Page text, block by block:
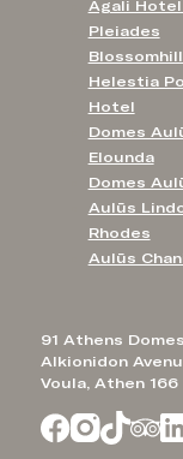
91 Athens
Alkionidon
Voula, Athen 166
Agali Hotel
Pleiades
Helestia
Hotel
Domes
Elounda
Domes
Aulūs
Rhodes
Aulūs